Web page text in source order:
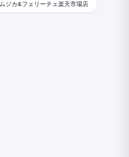
ムジカ&フェリーチェ楽天市場店